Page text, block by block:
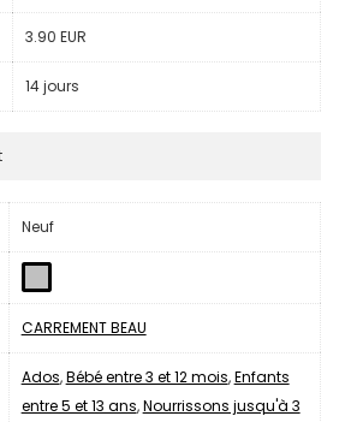
3.90 EUR
14 jours
Neuf
CARREMENT BEAU
Ados,Bébé entre 3 et 12 mois,Enfants
entre 5 et 13 ans,Nourrissons jusqu'à 3